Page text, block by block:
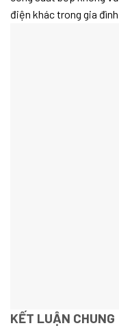
điện khác trong gia
KẾT LUẬN CHUNG